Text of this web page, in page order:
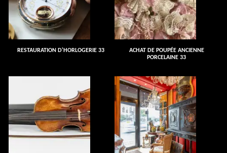
RESTAURATION D'HORLOGERIE 33
ACHAT DE POUPÉE ANCIENNE
PORCELAINE 33